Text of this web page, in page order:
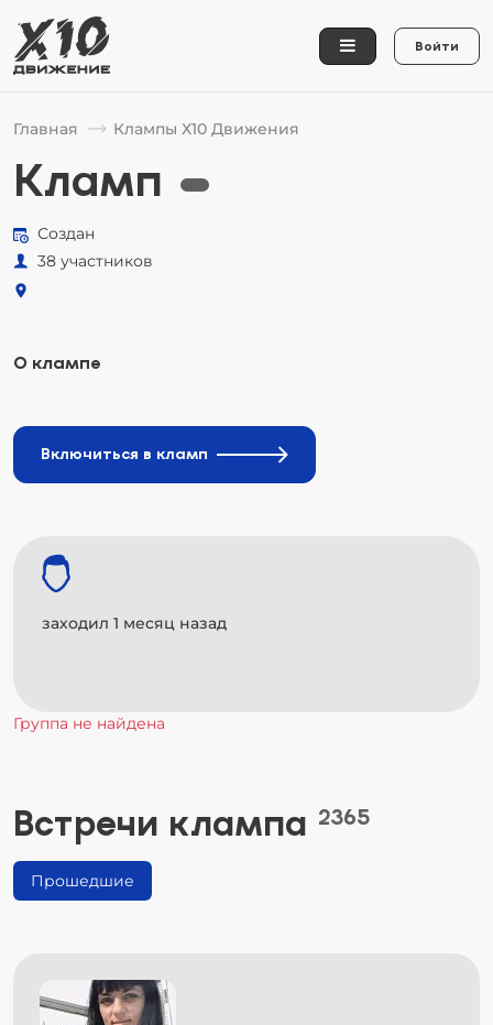
Войти
Главная Клампы Х10 Движения
Кламп
Создан
38 участников
О клампе
Включиться в кламп
заходил 1 месяц назад
Группа не найдена
Встречи клампа 2365
Прошедшие